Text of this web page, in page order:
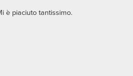
è piaciuto tantissimo.